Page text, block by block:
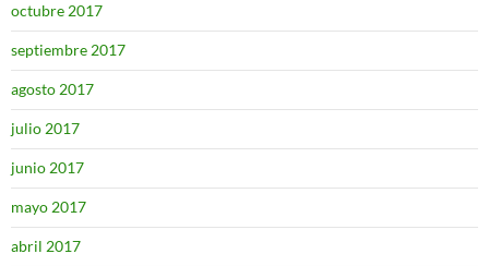
octubre 2017
septiembre 2017
agosto 2017
julio 2017
junio 2017
mayo 2017
abril 2017